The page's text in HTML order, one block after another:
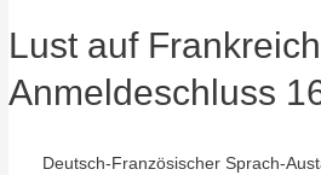
Lust auf
Anmeldeschluss
Deutsch-Französischer Sprach-